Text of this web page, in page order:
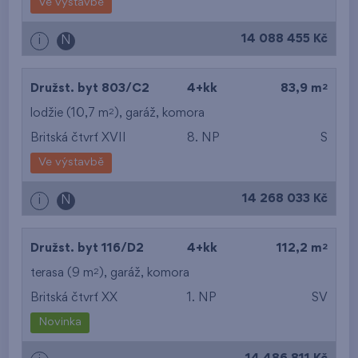
Ve výstavbě
i N 14 088 455 Kč
Družst. byt 803/C2 4+kk 83,9 m 2
lodžie (10,7 m2 ), garáž, komora
Britská čtvrť XVII 8. NP S
Ve výstavbě
i N 14 268 033 Kč
Družst. byt 116/D2 4+kk 112,2 m 2
terasa (9 m2 ), garáž, komora
Britská čtvrť XX 1. NP SV
Novinka